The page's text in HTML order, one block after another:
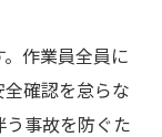
作業員全員に
確認を怠らな
う事故を防ぐた